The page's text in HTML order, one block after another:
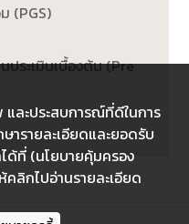
(PGS)
ประเมินเบื้องต้น (Pre
ละประสบการณ์ที่ดีในการ
รายละเอียดและยอดรับ
ด้ที่ (นโยบายคุ้มครอง
ลิกไปอ่านรายละเอียด